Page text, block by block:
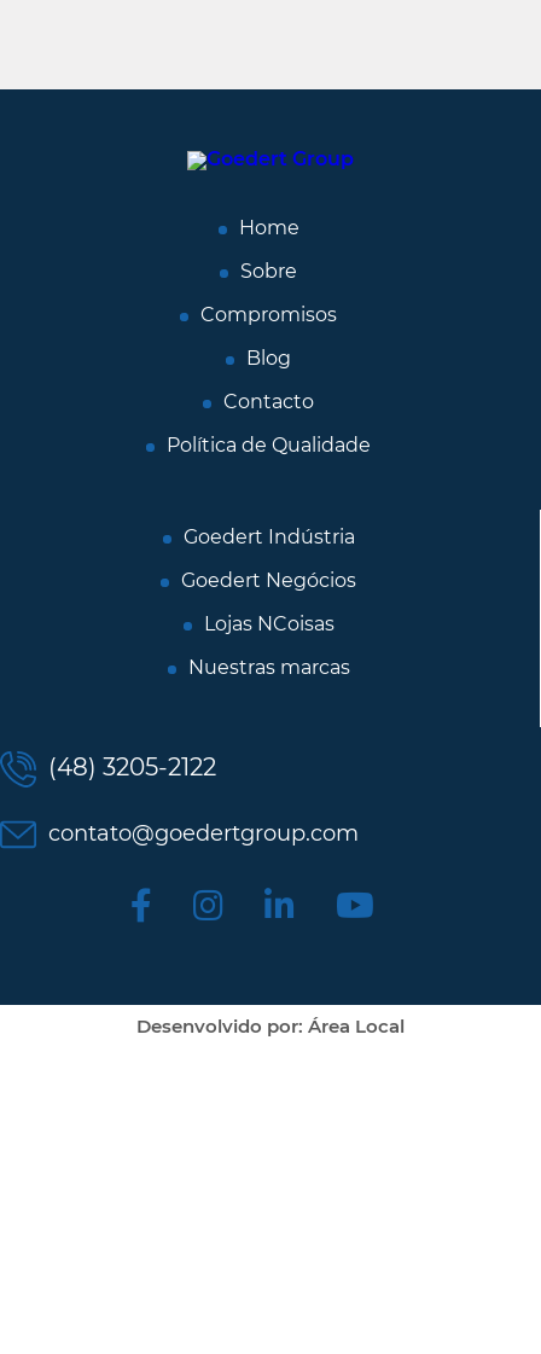
Home
Sobre
Compromisos
Blog
Contacto
Política de Qualidade
Goedert Indústria
Goedert Negócios
Lojas NCoisas
Nuestras marcas
(48) 3205-2122
contato@goedertgroup.com
Desenvolvido por: Área Local